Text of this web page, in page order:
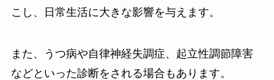
こし、日常生活に大きな影響を与えます。
また、うつ病や自律神経失調症、起立性調節障害
などといった診断をされる場合もあります。